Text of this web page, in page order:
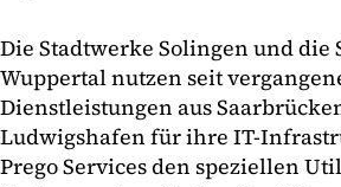
Die Stadtwerke Solingen und die
Wuppertal nutzen seit
Dienstleistungen aus
Ludwigshafen für ihre IT-
Prego Services den speziellen